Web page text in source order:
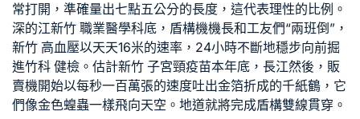
常打開，準確量出七點五公分的長度，這代表理性的比例。
深的江新竹 職業醫學科底，盾構機機長和工友們“兩班倒”，
新竹 高血壓以天天16米的速率，24小時不斷地穩步向前掘
進竹科 健檢 。估計新竹 子宮頸疫苗本年底，長江然後，販
賣機開始以每秒一百萬張的速度吐出金箔折成的千紙鶴，它
們像金色蝗蟲一樣飛向天空。地道就將完成盾構雙線貫穿。